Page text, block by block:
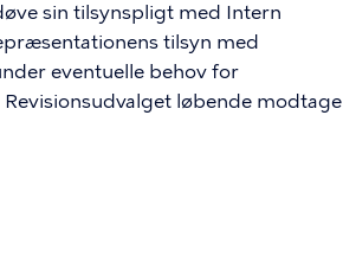
sin tilsynspligt med Intern
tilsyn med
eventuelle behov for
løbende modtage